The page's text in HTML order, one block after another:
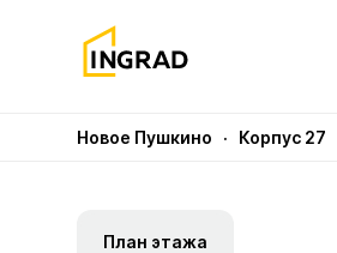
Новое Пушкино · Корпус 27
План этажа